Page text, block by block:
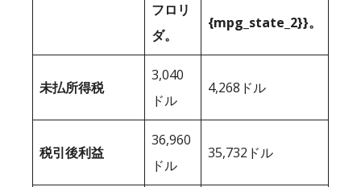
フロリ
ダ。
{mpg_state_2}}。
未払所得税
3,040
ドル
4,268ドル
税引後利益
36,960
ドル
35,732ドル